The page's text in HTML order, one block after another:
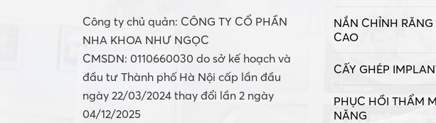
Công ty chủ quản: CÔNG TY CỔ PHẦN
NHA KHOA NHƯ NGỌC
CMSDN: 0110660030 do sở kế hoạch và
đầu tư Thành phố Hà Nội cấp lần đầu
ngày 22/03/2024 thay đổi lần 2 ngày
04/12/2025
NẮN CHỈNH
CAO
CẤY GHÉP
PHỤC HỒI THẨM
NĂNG